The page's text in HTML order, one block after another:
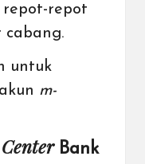
repot-repot
cabang.
untuk
m-
Bank